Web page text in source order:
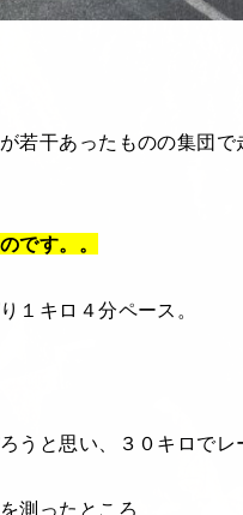
若干あったものの集団
です。。
１キロ４分ペース。
うと思い、３０キロでレ
測ったところ